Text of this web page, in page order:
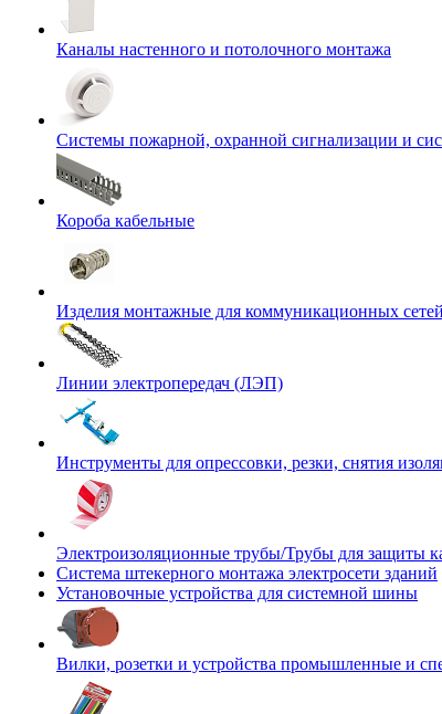
Каналы настенного и потолочного монтажа
Системы пожарной, охранной сигнализации и
Короба кабельные
Изделия монтажные для коммуникационных сетей
Линии электропередач (ЛЭП)
Инструменты для опрессовки, резки, снятия
Электроизоляционные трубы/Трубы для защиты
Система штекерного монтажа электросети зданий
Установочные устройства для системной шины
Вилки, розетки и устройства промышленные и